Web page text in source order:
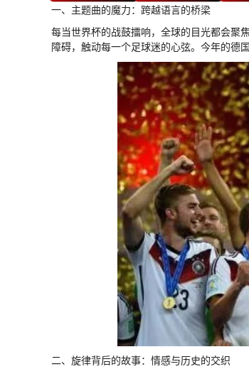
一、主题曲的魔力：跨越语言的桥梁
每当世界杯的战鼓擂响，全球的目光都会聚
障碍，触动每一个足球迷的心弦。今年的德
二、旋律背后的故事：情感与历史的交织